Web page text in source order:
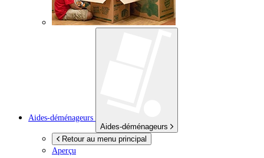
Aides-déménageurs
Aides-déménageurs
Retour au menu principal
Aperçu